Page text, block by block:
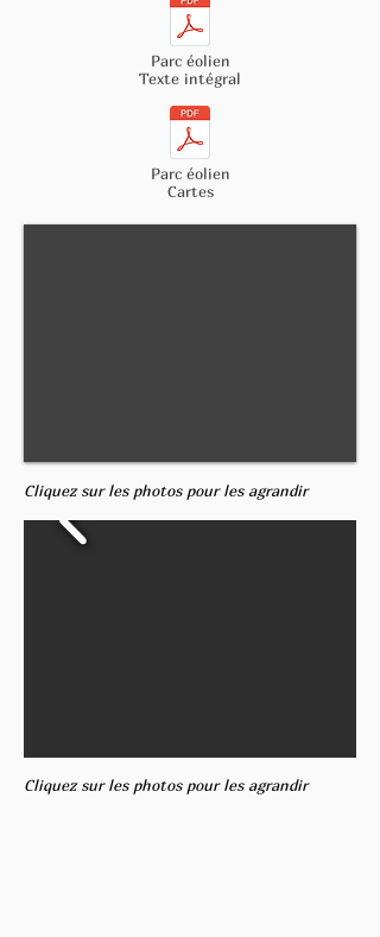
Parc éolien
Texte intégral
Parc éolien
Cartes
Cliquez sur les photos pour les agrandir
Cliquez sur les photos pour les agrandir